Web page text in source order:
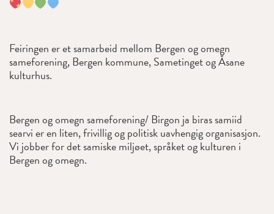
Feiringen er et samarbeid mellom Bergen og omegn
sameforening, Bergen kommune, Sametinget og Åsane
kulturhus.
Bergen og omegn sameforening/ Birgon ja biras samiid
searvi er en liten, frivillig og politisk uavhengig organisasjon.
Vi jobber for det samiske miljøet, språket og kulturen i
Bergen og omegn.